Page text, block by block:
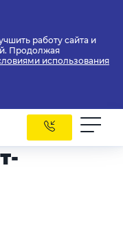
работу сайта и
Продолжая
использования